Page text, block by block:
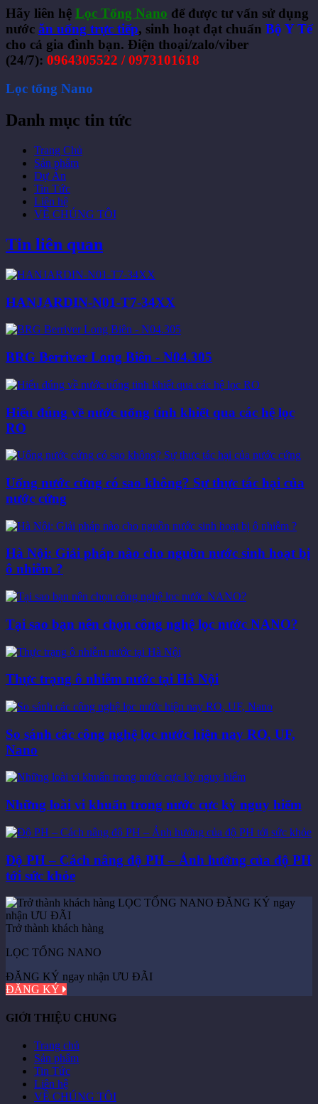
Hãy liên hệ Lọc Tổng Nano để được tư vấn sử dụng
nước ăn uống trực tiếp, sinh hoạt đạt chuẩn Bộ Y Tế
cho cả gia đình bạn. Điện thoại/zalo/viber
(24/7): 0964305522 / 0973101618
Lọc tổng Nano
Danh mục tin tức
Trang Chủ
Sản phẩm
Dự Án
Tin Tức
Liên hệ
VỀ CHÚNG TÔI
Tin liên quan
HANJARDIN-N01-T7-34XX
BRG Berriver Long Biên - N04.305
Hiểu đúng về nước uống tinh khiết qua các hệ lọc
RO
Uống nước cứng có sao không? Sự thực tác hại của
nước cứng
Hà Nội: Giải pháp nào cho nguồn nước sinh hoạt bị
ô nhiễm ?
Tại sao bạn nên chọn công nghệ lọc nước NANO?
Thực trạng ô nhiễm nước tại Hà Nội
So sánh các công nghệ lọc nước hiện nay RO, UF,
Nano
Những loài vi khuẩn trong nước cực kỳ nguy hiểm
Độ PH – Cách nâng độ PH – Ảnh hưởng của độ PH
tới sức khỏe
Trở thành khách hàng
LỌC TỔNG NANO
ĐĂNG KÝ ngay nhận ƯU ĐÃI
ĐĂNG KÝ
GIỚI THIỆU CHUNG
Trang chủ
Sản phẩm
Tin Tức
Liên hệ
VỀ CHÚNG TÔI